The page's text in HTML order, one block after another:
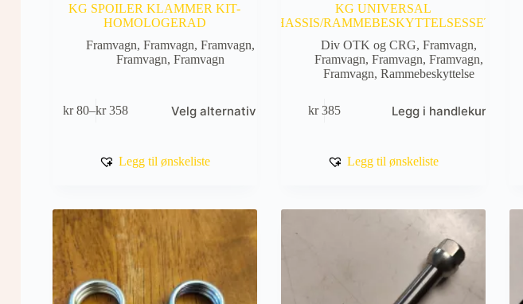
KG SPOILER KLAMMER KIT-
HOMOLOGERAD
Framvagn,Framvagn,Framvagn,
Framvagn,Framvagn
kr80–kr358
Prisområde:
kr 358
Velg alternativ
produktet
Alternativene
produktsiden
Legg til ønskeliste
KG UNIVERSAL
CHASSIS/RAMMEBESKYTTELSESSETT
Div OTK og CRG,Framvagn,
Framvagn,Framvagn,Framvagn,
Framvagn,Rammebeskyttelse
kr385 Legg i handlekurv
Legg til ønskeliste